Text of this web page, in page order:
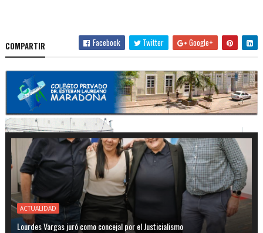
COMPARTIR Facebook Twitter Google+
ACTUALIDAD
Lourdes Vargas juró como concejal por el Justicialismo